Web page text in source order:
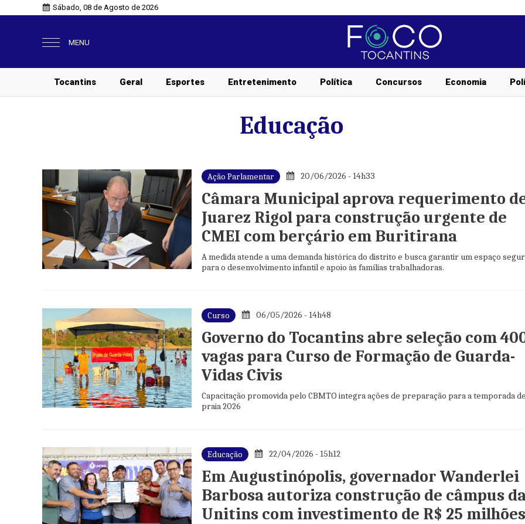
Sábado, 08 de Agosto de 2026
MENU
Tocantins Geral Esportes Entretenimento Política Concursos Economia
Educação
Ação Parlamentar 20/06/2026 - 14h33
Câmara Municipal aprova requerimento
Juarez Rigol para construção urgente de
CMEI com berçário em Buritirana
A medida atende a uma demanda histórica do distrito e busca garantir um espaço
para o desenvolvimento infantil e apoio às famílias trabalhadoras.
Curso 06/05/2026 - 14h48
Governo do Tocantins abre seleção com
vagas para Curso de Formação de Guarda-
Vidas Civis
Capacitação promovida pelo CBMTO integra ações de preparação para a temporada de
praia 2026
Educação 22/04/2026 - 15h12
Em Augustinópolis, governador Wanderlei
Barbosa autoriza construção de câmpus
Unitins com investimento de R$ 25 milhões